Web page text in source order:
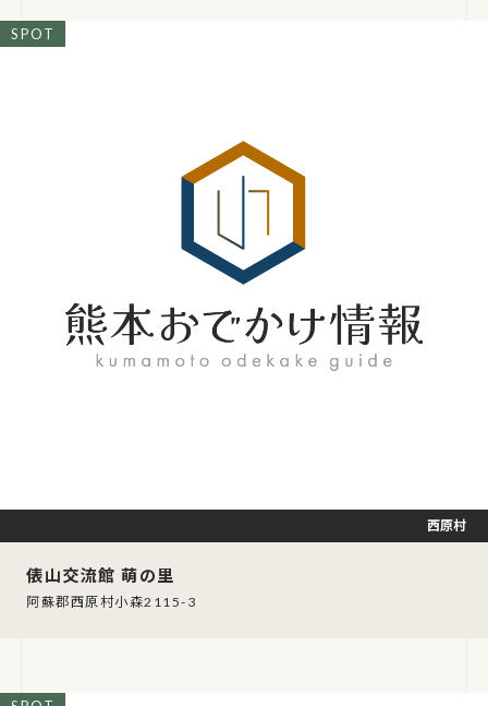
俵山交流館 萌の里
阿蘇郡西原村小森2115-3
西原村